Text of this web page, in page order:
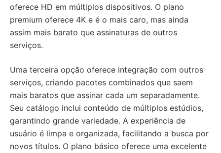
oferece HD em múltiplos dispositivos. O plano
premium oferece 4K e é o mais caro, mas ainda
assim mais barato que assinaturas de outros
serviços.
Uma terceira opção oferece integração com outros
serviços, criando pacotes combinados que saem
mais baratos que assinar cada um separadamente.
Seu catálogo inclui conteúdo de múltiplos estúdios,
garantindo grande variedade. A experiência de
usuário é limpa e organizada, facilitando a busca por
novos títulos. O plano básico oferece uma excelente